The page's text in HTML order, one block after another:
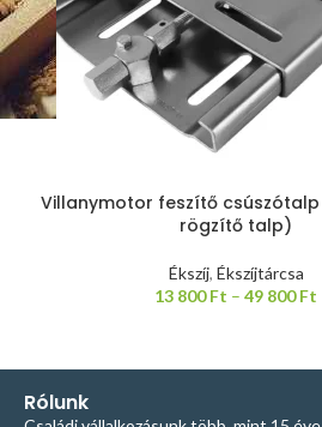
Villanymotor feszítő
rögzítő talp)
Ékszíj, Ékszíjtárcsa
13 800Ft – 49 800Ft
Rólunk